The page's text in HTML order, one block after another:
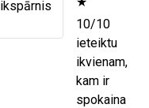
10/10
ieteiktu
ikvienam,
kam ir
spokaina